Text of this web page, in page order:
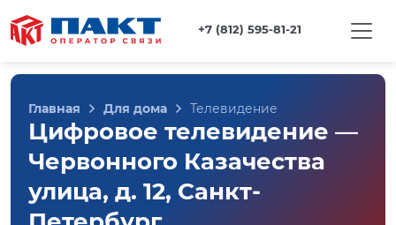
+7 (812) 595-81-21
Главная Для дома Телевидение
Цифровое телевидение —
Червонного Казачества
улица, д. 12, Санкт-